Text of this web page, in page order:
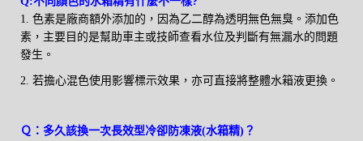
1. 色素是廠商額外添加的，因為乙二醇為透明無色無臭。添加色
素，主要目的是幫助車主或技師查看水位及判斷有無漏水的問題
發生。
2. 若擔心混色使用影響標示效果，亦可直接將整體水箱液更換。
Ｑ：多久該換一次長效型冷卻防凍液(水箱精)？